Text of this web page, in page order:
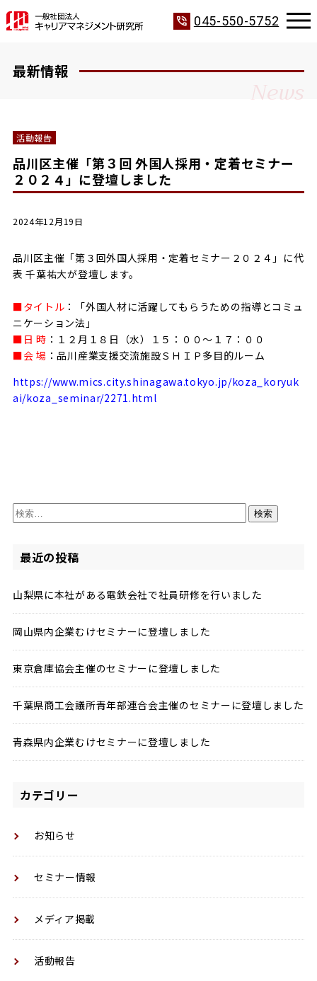
phone_in_talk 045-550-5752
最新情報
News
活動報告
品川区主催「第３回 外国人採用・定着セミナー
２０２４」に登壇しました
2024年12月19日
品川区主催「第３回外国人採用・定着セミナー２０２４」に代
表 千葉祐大が登壇します。
■タイトル ：「外国人材に活躍してもらうための指導とコミュ
ニケーション法」
■日 時 ：１２月１８日（水）１５：００～１７：００
■会 場 ：品川産業支援交流施設ＳＨＩＰ多目的ルーム
https://www.mics.city.shinagawa.tokyo.jp/koza_koryuk
ai/koza_seminar/2271.html
検
索:
最近の投稿
山梨県に本社がある電鉄会社で社員研修を行いました
岡山県内企業むけセミナーに登壇しました
東京倉庫協会主催のセミナーに登壇しました
千葉県商工会議所青年部連合会主催のセミナーに登壇しました
青森県内企業むけセミナーに登壇しました
カテゴリー
お知らせ
セミナー情報
メディア掲載
活動報告